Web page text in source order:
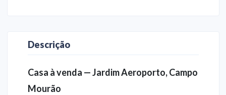
Descrição
Casa à venda — Jardim Aeroporto, Campo
Mourão